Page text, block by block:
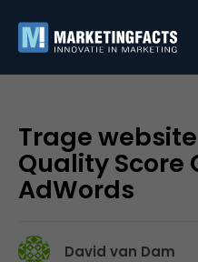
Trage
Quality Score
AdWords
David van Dam